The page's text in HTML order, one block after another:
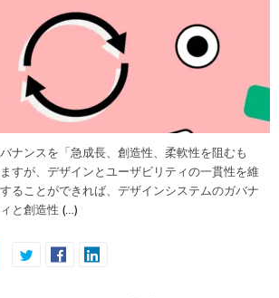
ナンスを「急成長、創造性、柔軟性を阻むも
すが、デザインとユーザビリティの一貫性を維
ることができれば、デザインシステムのガバナ
と創造性 (…)